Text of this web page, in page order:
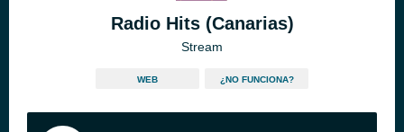
Radio Hits (Canarias)
Stream
WEB ¿NO FUNCIONA?